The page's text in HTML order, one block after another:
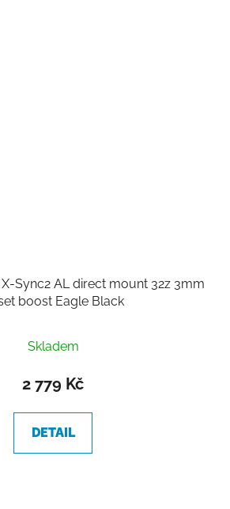
Sync2 AL direct mount 32z 3mm
boost Eagle Black
Skladem
2 779 Kč
DETAIL